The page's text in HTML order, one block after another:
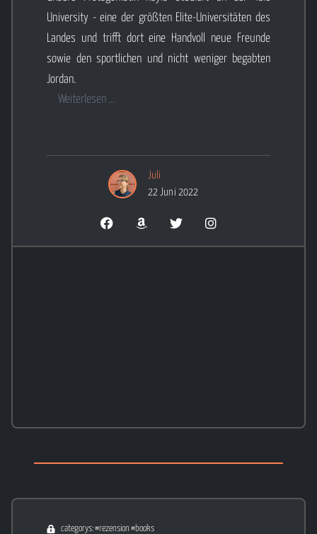
University - eine der größten Elite-Universitäten des
Landes und trifft dort eine Handvoll neue Freunde
sowie den sportlichen und nicht weniger begabten
Jordan.
Weiterlesen ...
Juli
22 Juni 2022
categorys: #rezension #books